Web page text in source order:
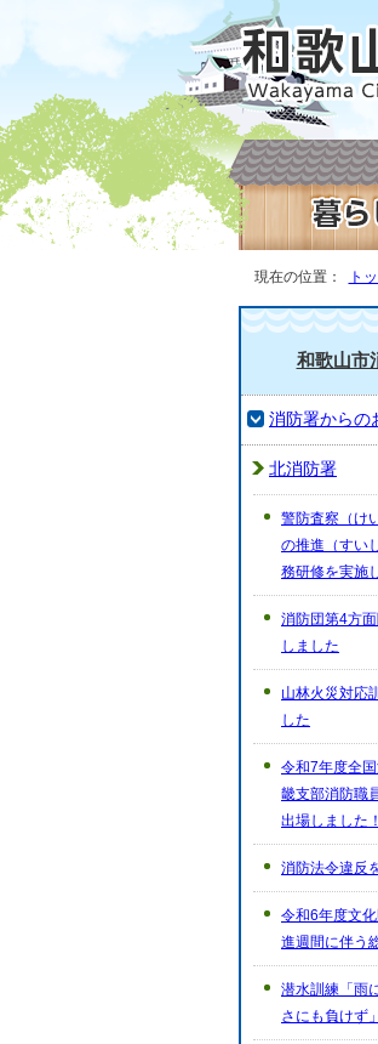
現在の位置： ト
和歌山市
消防署からの
北消防署
警防査察（け
の推進（すい
務研修を実施
消防団第4方
しました
山林火災対応
した
令和7年度全
畿支部消防職
出場しました
消防法令違反
令和6年度文
進週間に伴う
潜水訓練「雨
さにも負けず」